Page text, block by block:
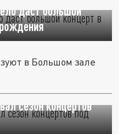
даст большой
в Большом зале
сезон концертов